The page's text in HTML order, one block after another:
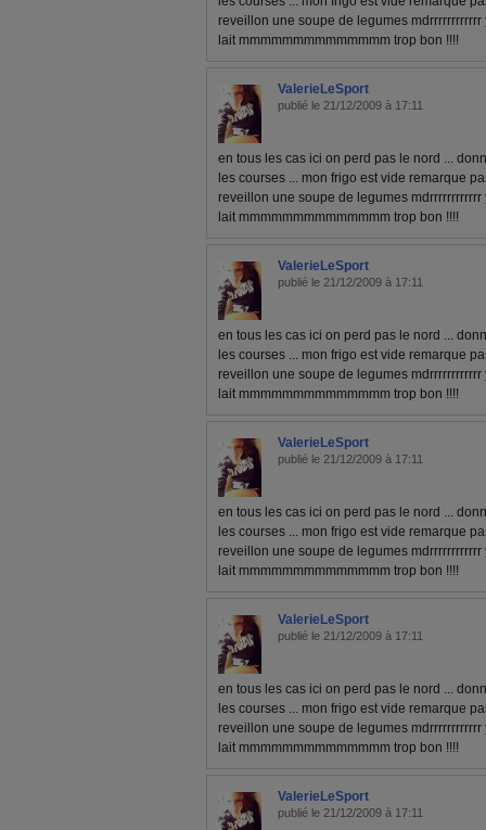
reveillon une soupe de legumes
lait mmmmmmmmmmmmmm trop bon !!!!
ValerieLeSport
publié le 21/12/2009 à 17:11
en tous les cas ici on perd pas le nord ...
les courses ... mon frigo est vide remarque
reveillon une soupe de legumes
lait mmmmmmmmmmmmmm trop bon !!!!
ValerieLeSport
publié le 21/12/2009 à 17:11
en tous les cas ici on perd pas le nord ...
les courses ... mon frigo est vide remarque
reveillon une soupe de legumes
lait mmmmmmmmmmmmmm trop bon !!!!
ValerieLeSport
publié le 21/12/2009 à 17:11
en tous les cas ici on perd pas le nord ...
les courses ... mon frigo est vide remarque
reveillon une soupe de legumes
lait mmmmmmmmmmmmmm trop bon !!!!
ValerieLeSport
publié le 21/12/2009 à 17:11
en tous les cas ici on perd pas le nord ...
les courses ... mon frigo est vide remarque
reveillon une soupe de legumes
lait mmmmmmmmmmmmmm trop bon !!!!
ValerieLeSport
publié le 21/12/2009 à 17:11